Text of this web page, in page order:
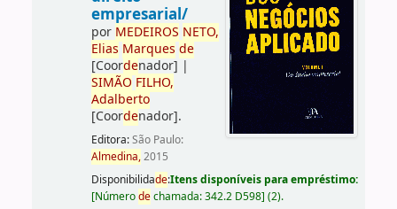
empresarial/
por MEDEIROS NETO,
Elias Marques de
[Coordenador] |
SIMÃO FILHO,
Adalberto
[Coordenador].
Editora:São Paulo:
Almedina,2015
Disponibilidade:Itens disponíveis para empréstimo:
[Númerodechamada:342.2 D598] (2).